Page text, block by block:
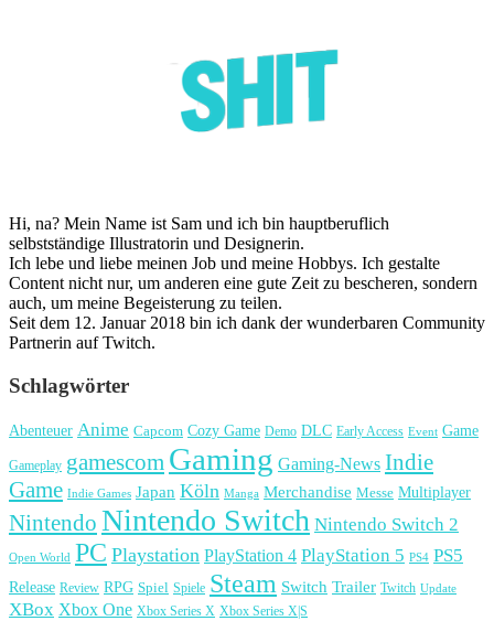
Hi, na? Mein Name ist Sam und ich bin hauptberuflich
selbstständige Illustratorin und Designerin.
Ich lebe und liebe meinen Job und meine Hobbys. Ich gestalte
Content nicht nur, um anderen eine gute Zeit zu bescheren, sondern
auch, um meine Begeisterung zu teilen.
Seit dem 12. Januar 2018 bin ich dank der wunderbaren Community
Partnerin auf Twitch.
Schlagwörter
Abenteuer Anime Capcom Cozy Game Demo DLC Early Access Event Game
Gameplay gamescom Gaming Gaming-News Indie
Game Indie Games Japan Köln Manga Merchandise Messe Multiplayer
Nintendo Nintendo Switch Nintendo Switch 2
Open World PC Playstation PlayStation 4 PlayStation 5 PS4 PS5
Release Review RPG Spiel Spiele Steam Switch Trailer Twitch Update
XBox Xbox One Xbox Series X Xbox Series X|S